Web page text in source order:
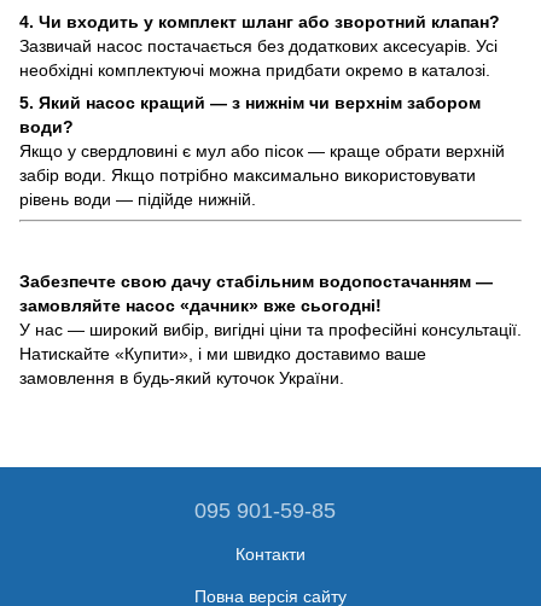
4. Чи входить у комплект шланг або зворотний клапан?
Зазвичай насос постачається без додаткових аксесуарів. Усі
необхідні комплектуючі можна придбати окремо в каталозі.
5. Який насос кращий — з нижнім чи верхнім забором
води?
Якщо у свердловині є мул або пісок — краще обрати верхній
забір води. Якщо потрібно максимально використовувати
рівень води — підійде нижній.
Забезпечте свою дачу стабільним водопостачанням —
замовляйте насос «дачник» вже сьогодні!
У нас — широкий вибір, вигідні ціни та професійні консультації.
Натискайте «Купити», і ми швидко доставимо ваше
замовлення в будь-який куточок України.
095 901-59-85
Контакти
Повна версія сайту